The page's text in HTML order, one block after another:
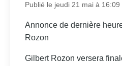
Publié le jeudi 21 mai à 16:09
Annonce de dernière
Rozon
Gilbert Rozon versera